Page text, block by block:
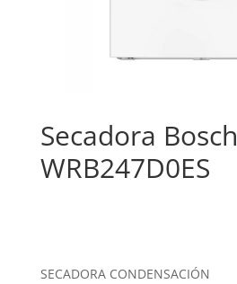
Secadora Bosch
WRB247D0ES
SECADORA CONDENSACIÓN